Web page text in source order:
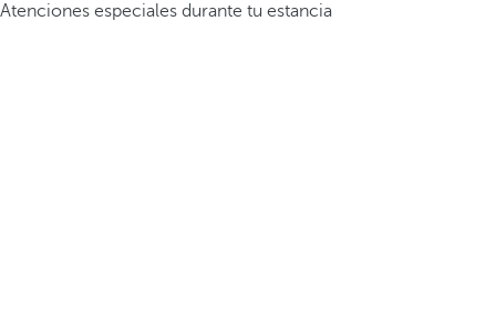
Atenciones especiales durante tu estancia